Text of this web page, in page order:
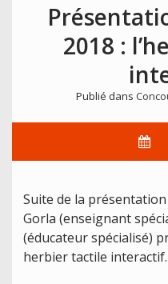
2018 :
Publié dans
Suite de la
Gorla (enseignant
(éducateur spécialisé)
herbier tactile interactif.